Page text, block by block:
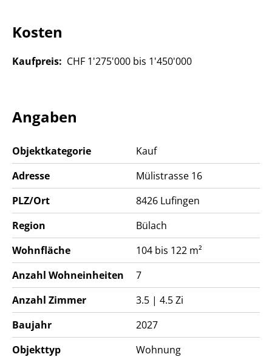
die sich selbstverständlich in die Umgebung einfügt.
Qualität, Komfort und ein stimmiges Wohnumfeld
und Essbereichen, attraktiven Aussenräumen und
einer alltagstauglichen Raumaufteilung. Ob für Paare,
Ansprüchen – Am Aspach bietet Wohnraum mit
Substanz und hoher Lebensqualität.
Kosten
Kaufpreis: CHF 1'275'000 bis 1'450'000
Angaben
Objektkategorie
Kauf
Adresse
Mülistrasse 16
PLZ/Ort
8426 Lufingen
Region
Bülach
Wohnfläche
104 bis 122 m²
Anzahl Wohneinheiten
7
Anzahl Zimmer
3.5 | 4.5 Zi
Baujahr
2027
Objekttyp
Wohnung